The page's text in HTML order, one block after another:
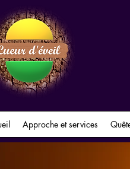
Approche et services